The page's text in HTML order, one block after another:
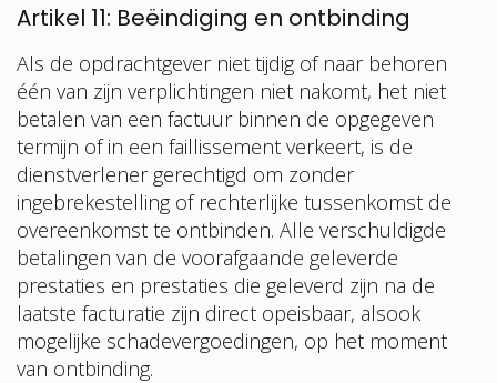
Artikel 11: Beëindiging en ontbinding
Als de opdrachtgever niet tijdig of naar behoren
één van zijn verplichtingen niet nakomt, het niet
betalen van een factuur binnen de opgegeven
termijn of in een faillissement verkeert, is de
dienstverlener gerechtigd om zonder
ingebrekestelling of rechterlijke tussenkomst de
overeenkomst te ontbinden. Alle verschuldigde
betalingen van de voorafgaande geleverde
prestaties en prestaties die geleverd zijn na de
laatste facturatie zijn direct opeisbaar, alsook
mogelijke schadevergoedingen, op het moment
van ontbinding.